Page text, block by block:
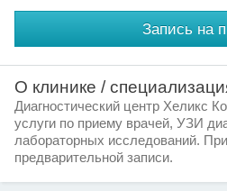
Запись на
О клинике /
Диагностический центр Хеликс
услуги по приему врачей, УЗИ
лабораторных исследований.
предварительной записи.